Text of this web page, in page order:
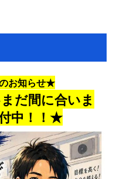
お知らせ★
だ間に合いま
中！！★